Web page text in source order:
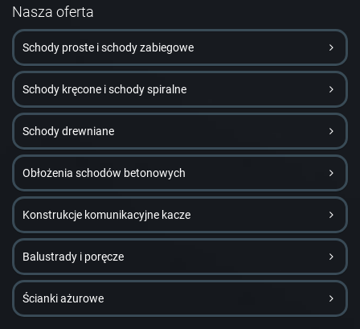
Nasza oferta
Schody proste i schody zabiegowe
Schody kręcone i schody spiralne
Schody drewniane
Obłożenia schodów betonowych
Konstrukcje komunikacyjne kacze
Balustrady i poręcze
Ścianki ażurowe